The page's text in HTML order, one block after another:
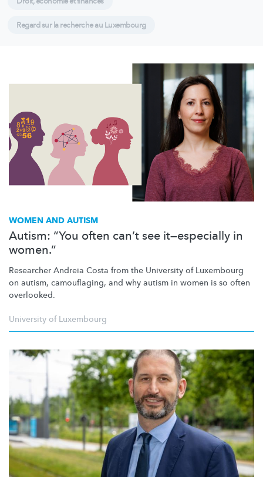
Regard sur la recherche au Luxembourg
WOMEN AND AUTISM
Autism: “You often can’t see it—especially in
women.”
Researcher Andreia Costa from the University of Luxembourg
on autism, camouflaging, and why autism in women is so often
overlooked.
University of Luxembourg